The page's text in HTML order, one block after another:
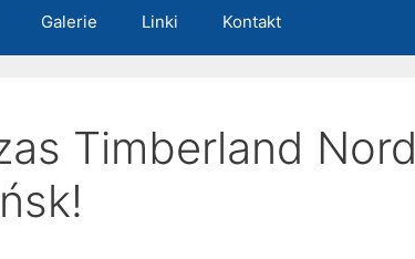
Galerie Linki Kontakt
Timberland Nord